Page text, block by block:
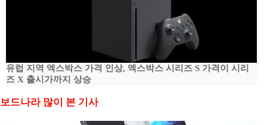
유럽 지역 엑스박스 가격 인상, 엑스박스 시리즈 S 가격이 시리
즈 X 출시가까지 상승
보드나라 많이 본 기사